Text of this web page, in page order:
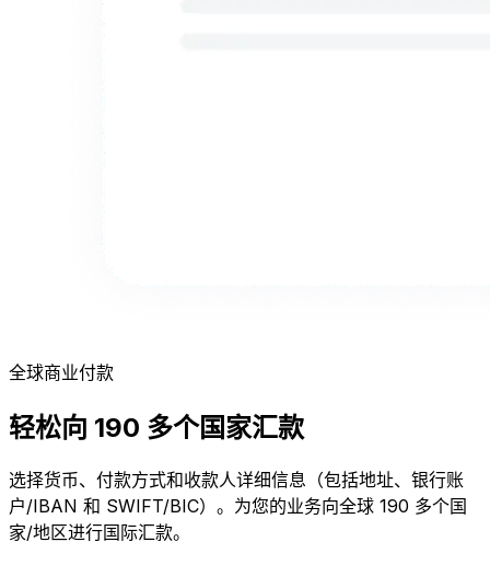
全球商业付款
轻松向 190 多个国家汇款
选择货币、付款方式和收款人详细信息（包括地址、银行账
户/IBAN 和 SWIFT/BIC）。为您的业务向全球 190 多个国
家/地区进行国际汇款。